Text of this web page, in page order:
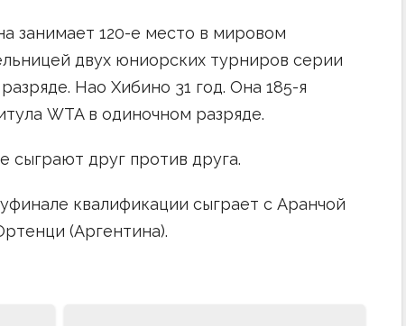
занимает 120-е место в мировом
двух юниорских турниров серии
Нао Хибино 31 год. Она 185-я
WTA в одиночном разряде.
сыграют друг против друга.
квалификации сыграет с Аранчой
(Аргентина).